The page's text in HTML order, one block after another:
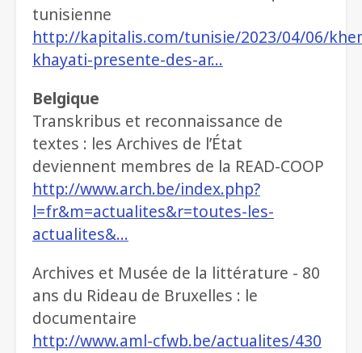
tunisienne
http://kapitalis.com/tunisie/2023/04/06/
khayati-presente-des-ar…
Belgique
Transkribus et reconnaissance de
textes : les Archives de l’État
deviennent membres de la READ-COOP
http://www.arch.be/index.php?
l=fr&m=actualites&r=toutes-les-
actualites&…
Archives et Musée de la littérature - 80
ans du Rideau de Bruxelles : le
documentaire
http://www.aml-cfwb.be/actualites/430